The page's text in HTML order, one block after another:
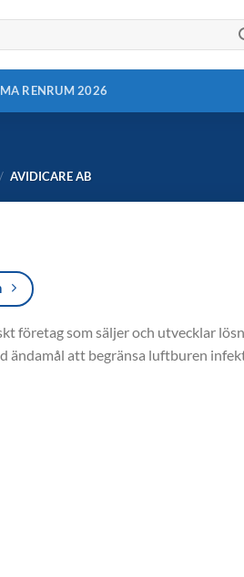
RENRUM 2026
/ AVIDICARE AB
företag som säljer och utvecklar
ändamål att begränsa luftburen